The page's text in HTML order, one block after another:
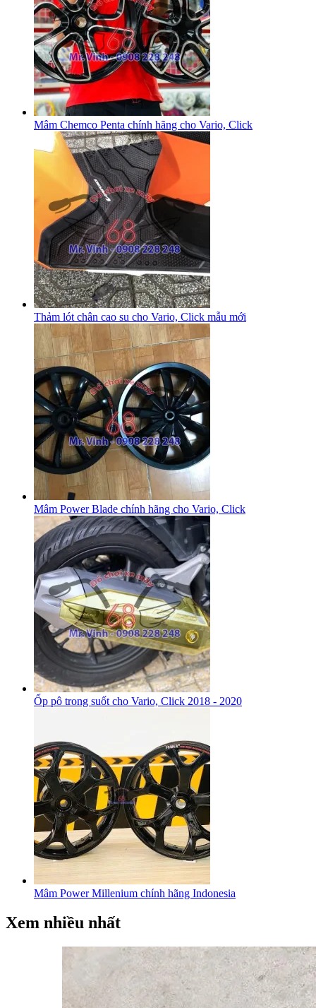
Mâm Chemco Penta chính hãng cho Vario, Click
Thảm lót chân cao su cho Vario, Click mẫu mới
Mâm Power Blade chính hãng cho Vario, Click
Ốp pô trong suốt cho Vario, Click 2018 - 2020
Mâm Power Millenium chính hãng Indonesia
Xem nhiều nhất